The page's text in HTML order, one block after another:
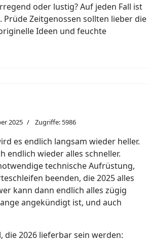
oder lustig? Auf jeden Fall ist
Zeitgenossen sollten lieber die
Ideen und feuchte
2025 Zugriffe: 5986
es endlich langsam wieder heller.
endlich wieder alles schneller.
technische Aufrüstung,
beenden, die 2025 alles
kann dann endlich alles zügig
angekündigt ist, und auch
die 2026 lieferbar sein werden: